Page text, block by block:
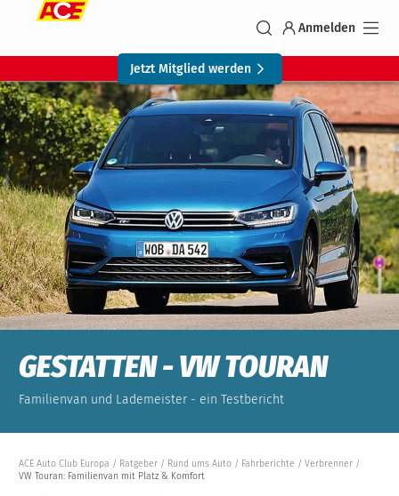
Anmelden
Jetzt Mitglied werden
GESTATTEN - VW TOURAN
Familienvan und Lademeister - ein Testbericht
ACE Auto Club Europa Ratgeber Rund ums Auto Fahrberichte
Verbrenner
VW Touran: Familienvan mit Platz & Komfort